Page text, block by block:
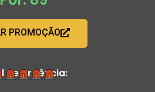
PROMOÇÃO
de Urgência: